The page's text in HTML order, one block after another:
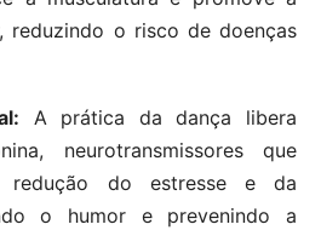
reduzindo o risco de doenças
A prática da dança libera
neurotransmissores que
redução do estresse e da
o humor e prevenindo a